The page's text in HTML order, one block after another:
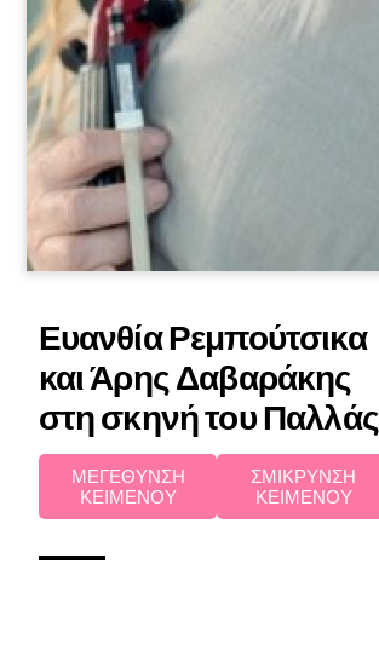
Ευανθία Ρεμπούτσικα
και Άρης Δαβαράκης
στη σκηνή του Παλλάς
ΜΕΓΕΘΥΝΣΗ
ΚΕΙΜΕΝΟΥ
ΣΜΙΚΡΥΝΣΗ
ΚΕΙΜΕΝΟΥ